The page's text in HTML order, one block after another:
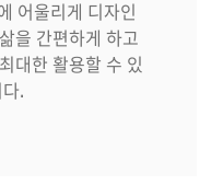
어울리게 디자인
을 간편하게 하고
대한 활용할 수 있
.